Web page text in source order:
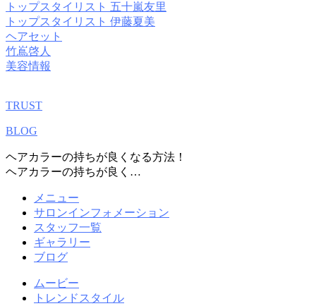
トップスタイリスト 五十嵐友里
トップスタイリスト 伊藤夏美
ヘアセット
竹嶌啓人
美容情報
TRUST
BLOG
ヘアカラーの持ちが良くなる方法！
ヘアカラーの持ちが良く…
メニュー
サロンインフォメーション
スタッフ一覧
ギャラリー
ブログ
ムービー
トレンドスタイル